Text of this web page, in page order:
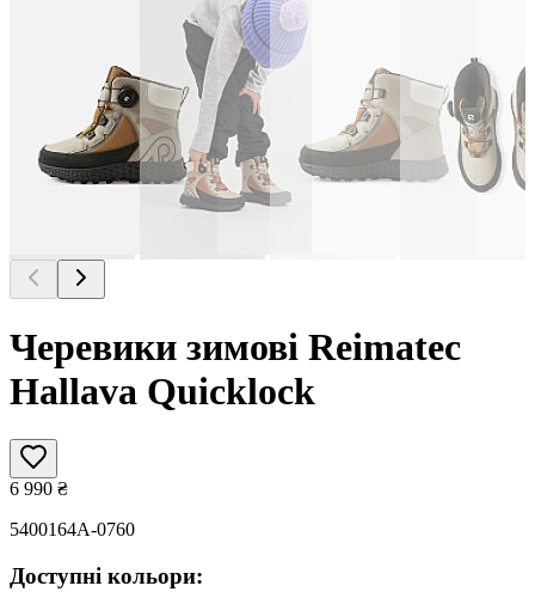
Черевики зимові Reimatec
Hallava Quicklock
6 990 ₴
5400164A-0760
Доступні кольори: